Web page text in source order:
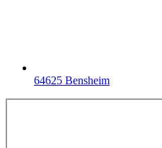
64625 Bensheim